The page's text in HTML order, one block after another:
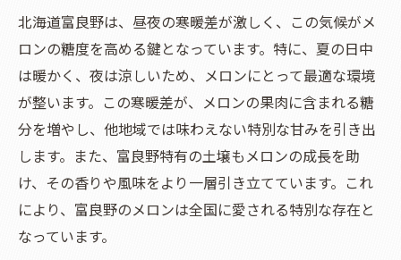
美味しさを引き出すカットの仕方
富良野市を訪れたら試したいメロンの特別な食
べ方
地元流！メロンのデザートレシピ
富良野メロンを使ったユニークな料理
メロンを贅沢に使った朝食アイデア
地元のカフェで味わうメロンの楽しみ方
家庭でできるメロンの新たな食べ方
北海道富良野は、昼夜の寒暖差が激しく、この気候がメ
ロンの糖度を高める鍵となっています。特に、夏の日中
は暖かく、夜は涼しいため、メロンにとって最適な環境
が整います。この寒暖差が、メロンの果肉に含まれる糖
分を増やし、他地域では味わえない特別な甘みを引き出
します。また、富良野特有の土壌もメロンの成長を助
け、その香りや風味をより一層引き立てています。これ
により、富良野のメロンは全国に愛される特別な存在と
なっています。